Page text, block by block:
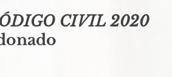
CIVIL 2020